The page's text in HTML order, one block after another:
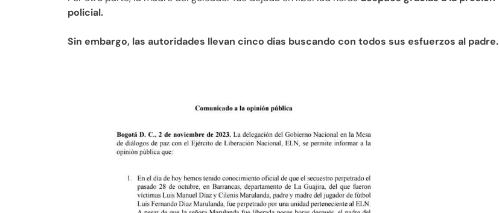
policial.
Sin embargo, las autoridades llevan cinco días buscando con todos sus esfuerzos al padre.